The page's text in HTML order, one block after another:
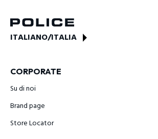
ITALIANO/ITALIA
CORPORATE
Su di noi
Brand page
Store Locator